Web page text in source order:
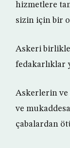
hizmetlere
sizin için bir
Askeri
fedakarlıklar
Askerlerin ve
ve
çabalardan